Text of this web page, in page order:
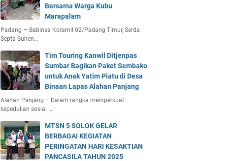
Bersama Warga Kubu
Marapalam
Padang — Babinsa Koramil 02/Padang Timur, Serda
Septa Suhen…
Tim Touring Kanwil Ditjenpas
Sumbar Bagikan Paket Sembako
untuk Anak Yatim Piatu di Desa
Binaan Lapas Alahan Panjang
Alahan Panjang – Dalam rangka memperkuat
kepedulian sosial …
MTSN 5 SOLOK GELAR
BERBAGAI KEGIATAN
PERINGATAN HARI KESAKTIAN
PANCASILA TAHUN 2025